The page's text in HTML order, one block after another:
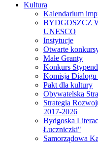
Kultura
Kalendarium
BYDGOSZCZ
UNESCO
Instytucje
Otwarte
Małe Granty
Konkurs
Komisja
Pakt dla kultury
Obywatelska
Strategia
2017-2026
Bydgoska
Łuczniczki"
Samorządowa